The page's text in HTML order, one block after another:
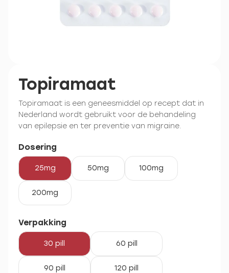
Topiramaat
Topiramaat is een geneesmiddel op recept dat in
Nederland wordt gebruikt voor de behandeling
van epilepsie en ter preventie van migraine.
Dosering
25mg 50mg 100mg
200mg
Verpakking
30 pill 60 pill
90 pill 120 pill